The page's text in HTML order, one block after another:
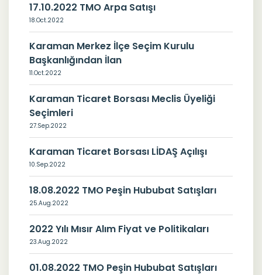
17.10.2022 TMO Arpa Satışı
18.Oct.2022
Karaman Merkez İlçe Seçim Kurulu
Başkanlığından İlan
11.Oct.2022
Karaman Ticaret Borsası Meclis Üyeliği
Seçimleri
27.Sep.2022
Karaman Ticaret Borsası LİDAŞ Açılışı
10.Sep.2022
18.08.2022 TMO Peşin Hububat Satışları
25.Aug.2022
2022 Yılı Mısır Alım Fiyat ve Politikaları
23.Aug.2022
01.08.2022 TMO Peşin Hububat Satışları